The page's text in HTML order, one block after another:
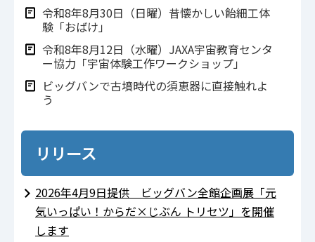
令和8年8月30日（日曜）昔懐かしい飴細工体
験「おばけ」
令和8年8月12日（水曜）JAXA宇宙教育センタ
ー協⼒「宇宙体験⼯作ワークショップ」
ビッグバンで古墳時代の須恵器に直接触れよ
う
リリース
2026年4月9日提供 ビッグバン全館企画展「元
気いっぱい！からだ×じぶん トリセツ」を開催
します